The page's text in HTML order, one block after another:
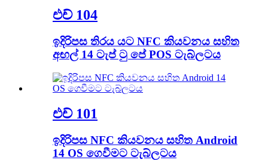
එච් 104
ඉදිරිපස තිරය යට NFC කියවනය සහිත
අඟල් 14 ටැප් ටු පේ POS ටැබ්ලටය
එච් 101
ඉදිරිපස NFC කියවනය සහිත Android
14 OS ගෙවීමට ටැබ්ලටය